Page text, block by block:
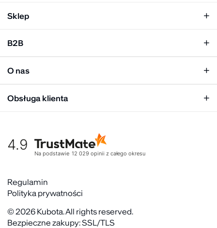
Sklep
Klapki męskie
Mężczyzna
B2B
Panel hurtowy
O nas
Biuro prasowe
Kultura organizacyjna
Rekrutujemy
Obsługa klienta
Warunki dostawy
Zwroty
Kontakt
FAQ
4.9
Na podstawie 12 029 opinii z całego okresu
Regulamin
Polityka prywatności
© 2026 Kubota. All rights reserved.
Bezpieczne zakupy: SSL/TLS